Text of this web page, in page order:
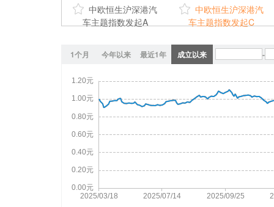
 中欧恒生沪深港汽
车主题指数发起A
 中欧恒生沪深港汽
车主题指数发起C
1个月 今年以来 最近1年 成立以来 -